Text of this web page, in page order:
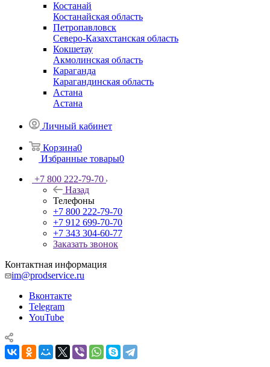
Костанай
Костанайская область
Петропавловск
Северо-Казахстанская область
Кокшетау
Акмолинская область
Караганда
Карагандинская область
Астана
Астана
Личный кабинет
Корзина0
Избранные товары0
+7 800 222-79-70
Назад
Телефоны
+7 800 222-79-70
+7 912 699-70-70
+7 343 304-60-77
Заказать звонок
Контактная информация
im@prodservice.ru
Вконтакте
Telegram
YouTube